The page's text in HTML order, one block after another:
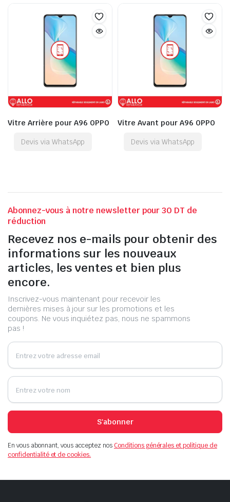
Vitre Arrière pour A96 OPPO
Devis via WhatsApp
Vitre Avant pour A96 OPPO
Devis via WhatsApp
Abonnez-vous à notre newsletter pour 30 DT de
réduction
Recevez nos e-mails pour obtenir des
informations sur les nouveaux
articles, les ventes et bien plus
encore.
Inscrivez-vous maintenant pour recevoir les
dernières mises à jour sur les promotions et les
coupons. Ne vous inquiétez pas, nous ne spammons
pas !
S'abonner
En vous abonnant, vous acceptez nosConditions générales et politique de
confidentialité et de cookies.